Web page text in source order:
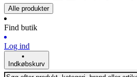
Alle produkter
Find butik
Log ind
Indkøbskurv